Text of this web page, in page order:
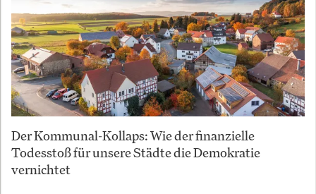
Der Kommunal-Kollaps: Wie der finanzielle
Todesstoß für unsere Städte die Demokratie
vernichtet